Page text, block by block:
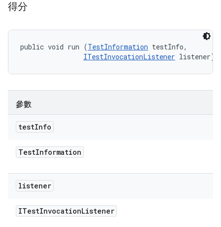
得分
public void run (TestInformation testInfo,
ITestInvocationListener listener)
參數
testInfo
TestInformation
listener
ITestInvocationListener